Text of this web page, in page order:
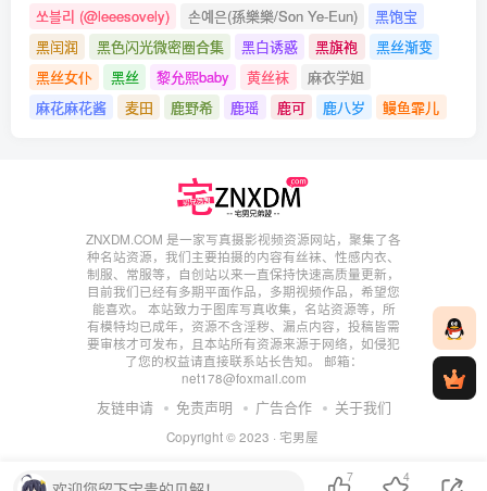
[9.20更1]
rioko凉凉子 NO.101 柴郡冰雪公主 [40P-376MB]
rioko凉凉子 NO.099 人妻的一天-公司篇 [30P-502MB]
rioko凉凉子 NO.098 和女上司的七夕 [30P10V-791MB]
rioko凉凉子 NO.097 黑白镇海双人 [35P1V-560MB]
rioko凉凉子 NO.096 牛头人三ntr [181P12V-927MB]
쏘블리 (@leeesovely) 손예은(孫樂樂/Son Ye-Eun)
黑饱宝
黑闰润
黑色闪光微密圈合集 黑白诱惑 黑旗袍
黑丝渐变
黑丝女仆
黑丝 黎允熙baby 黄丝袜
麻衣学姐
麻花麻花酱
麦田 鹿野希 鹿瑶 鹿可 鹿八岁 鳗鱼霏儿
ZNXDM.COM 是一家写真摄影视频资源网站，聚集了各
种名站资源，我们主要拍摄的内容有丝袜、性感内衣、
制服、常服等，自创站以来一直保持快速高质量更新，
目前我们已经有多期平面作品，多期视频作品，希望您
能喜欢。 本站致力于图库写真收集，名站资源等，所
有模特均已成年，资源不含淫秽、漏点内容，投稿皆需
要审核才可发布，且本站所有资源来源于网络，如侵犯
了您的权益请直接联系站长告知。 邮箱：
net178@foxmail.com
友链申请 免责声明 广告合作 关于我们
Copyright © 2023 · 宅男屋
7 4